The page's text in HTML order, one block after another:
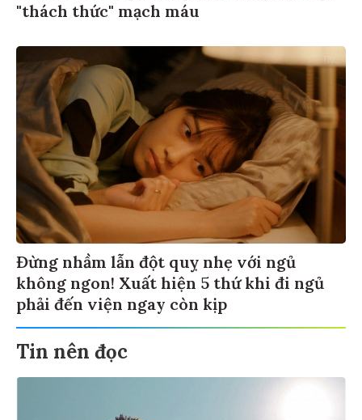
"thách thức" mạch máu
Đừng nhầm lẫn đột quỵ nhẹ với ngủ
không ngon! Xuất hiện 5 thứ khi đi ngủ
phải đến viện ngay còn kịp
Tin nên đọc